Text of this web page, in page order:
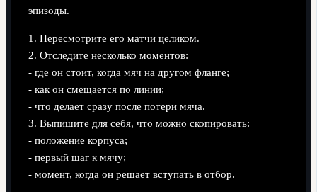
эпизоды.
1. Пересмотрите его матчи целиком.
2. Отследите несколько моментов:
- где он стоит, когда мяч на другом фланге;
- как он смещается по линии;
- что делает сразу после потери мяча.
3. Выпишите для себя, что можно скопировать:
- положение корпуса;
- первый шаг к мячу;
- момент, когда он решает вступать в отбор.